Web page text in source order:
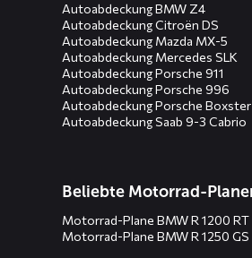
Autoabdeckung BMW Z4
Autoabdeckung Citroën DS
Autoabdeckung Mazda MX-5
Autoabdeckung Mercedes SLK
Autoabdeckung Porsche 911
Autoabdeckung Porsche 996
Autoabdeckung Porsche Boxster
Autoabdeckung Saab 9-3 Cabrio
Beliebte Motorrad-
Motorrad-Plane BMW R 1200 RT
Motorrad-Plane BMW R 1250 GS